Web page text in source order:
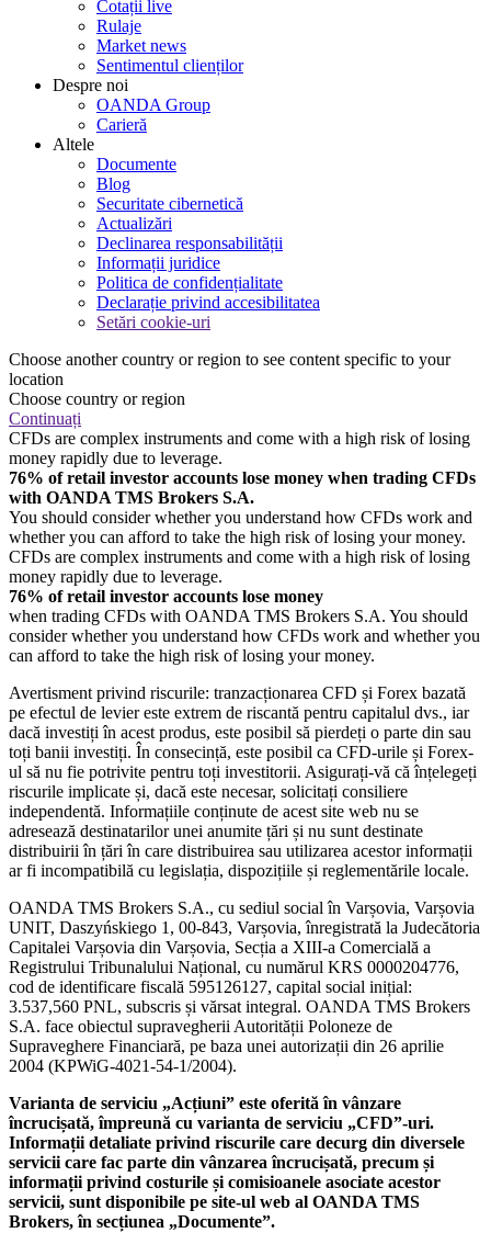
Cotații live
Rulaje
Market news
Sentimentul clienților
Despre noi
OANDA Group
Carieră
Altele
Documente
Blog
Securitate cibernetică
Actualizări
Declinarea responsabilității
Informații juridice
Politica de confidențialitate
Declarație privind accesibilitatea
Setări cookie-uri
Choose another country or region to see content specific to your
location
Choose country or region
Continuați
CFDs are complex instruments and come with a high risk of losing
money rapidly due to leverage.
76% of retail investor accounts lose money when trading CFDs
with OANDA TMS Brokers S.A.
You should consider whether you understand how CFDs work and
whether you can afford to take the high risk of losing your money.
CFDs are complex instruments and come with a high risk of losing
money rapidly due to leverage.
76% of retail investor accounts lose money
when trading CFDs with OANDA TMS Brokers S.A. You should
consider whether you understand how CFDs work and whether you
can afford to take the high risk of losing your money.
Avertisment privind riscurile: tranzacționarea CFD și Forex bazată
pe efectul de levier este extrem de riscantă pentru capitalul dvs., iar
dacă investiți în acest produs, este posibil să pierdeți o parte din sau
toți banii investiți. În consecință, este posibil ca CFD-urile și Forex-
ul să nu fie potrivite pentru toți investitorii. Asigurați-vă că înțelegeți
riscurile implicate și, dacă este necesar, solicitați consiliere
independentă. Informațiile conținute de acest site web nu se
adresează destinatarilor unei anumite țări și nu sunt destinate
distribuirii în țări în care distribuirea sau utilizarea acestor informații
ar fi incompatibilă cu legislația, dispozițiile și reglementările locale.
OANDA TMS Brokers S.A., cu sediul social în Varșovia, Varșovia
UNIT, Daszyńskiego 1, 00-843, Varșovia, înregistrată la Judecătoria
Capitalei Varșovia din Varșovia, Secția a XIII-a Comercială a
Registrului Tribunalului Național, cu numărul KRS 0000204776,
cod de identificare fiscală 595126127, capital social inițial:
3.537,560 PNL, subscris și vărsat integral. OANDA TMS Brokers
S.A. face obiectul supravegherii Autorității Poloneze de
Supraveghere Financiară, pe baza unei autorizații din 26 aprilie
2004 (KPWiG-4021-54-1/2004).
Varianta de serviciu „Acțiuni” este oferită în vânzare
încrucișată, împreună cu varianta de serviciu „CFD”-uri.
Informații detaliate privind riscurile care decurg din diversele
servicii care fac parte din vânzarea încrucișată, precum și
informații privind costurile și comisioanele asociate acestor
servicii, sunt disponibile pe site-ul web al OANDA TMS
Brokers, în secțiunea „Documente”.